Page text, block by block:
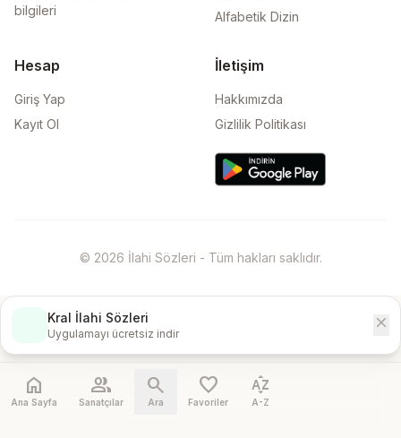
bilgileri
Alfabetik Dizin
Hesap
Giriş Yap
Kayıt Ol
İletişim
Hakkımızda
Gizlilik Politikası
© 2026 İlahi Sözleri - Tüm hakları saklıdır.
Kral İlahi Sözleri
Uygulamayı ücretsiz indir
close
home
Ana Sayfa
people
Sanatçılar
search
Ara
favorite
Favoriler
sort_by_alpha
A-Z